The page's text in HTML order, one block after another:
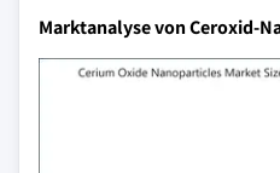
Marktanalyse von Ceroxid-